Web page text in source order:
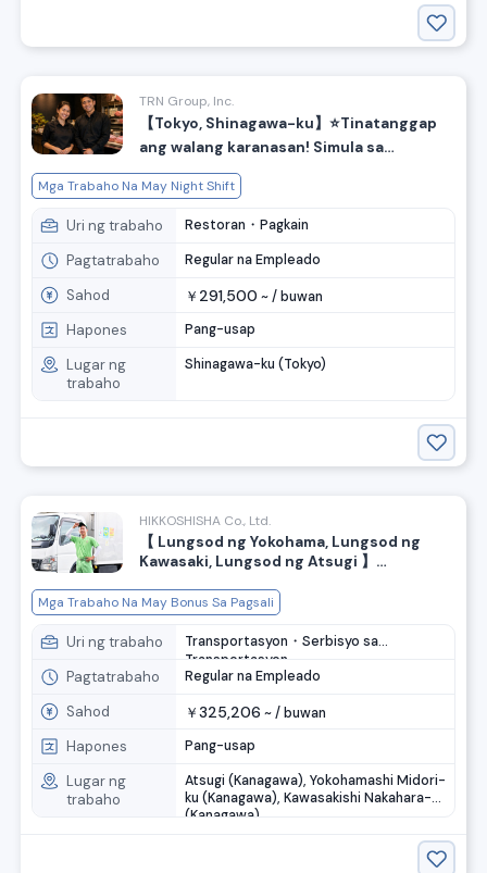
TRN Group, Inc.
【Tokyo, Shinagawa-ku】⭐️Tinatanggap
ang walang karanasan! Simula sa
recruit ng mga cook para sa espesyalista
Mga Trabaho Na May Night Shift
Uri ng trabaho Restoran・Pagkain
Pagtatrabaho Regular na Empleado
Sahod ￥ 291,500 ~ /buwan
Hapones Pang-usap
Lugar ng
trabaho
Shinagawa-ku (Tokyo)
HIKKOSHISHA Co., Ltd.
【 Lungsod ng Yokohama, Lungsod ng
Kawasaki, Lungsod ng Atsugi 】
sahod na 37 lapad! Mayroong bonus
pagpasok! Naghahanap ng staff na
sumusuporta sa paglipat.
Mga Trabaho Na May Bonus Sa Pagsali
Uri ng trabaho
Transportasyon・Serbisyo sa
Transportasyon
Pagtatrabaho Regular na Empleado
Sahod ￥325,206 ~ /buwan
Hapones Pang-usap
Lugar ng
trabaho
Atsugi (Kanagawa), Yokohamashi Midori-
ku (Kanagawa), Kawasakishi Nakahara-ku
(Kanagawa)